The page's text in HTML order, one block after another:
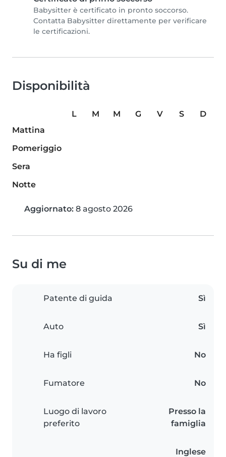
Babysitter è certificato in pronto soccorso.
Contatta Babysitter direttamente per verificare
le certificazioni.
Disponibilità
L M M G V S
D
Mattina
Pomeriggio
Sera
Notte
Aggiornato: 8 agosto 2026
Su di me
Patente di guida Sì
Auto Sì
Ha figli No
Fumatore No
Luogo di lavoro
preferito
Presso la
famiglia
Inglese